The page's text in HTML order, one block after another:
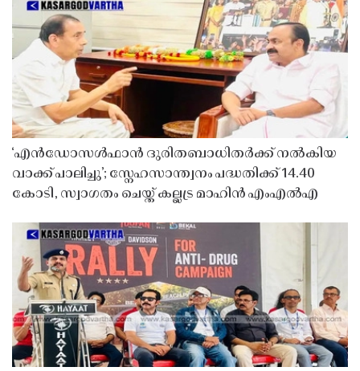
‘എൻഡോസൾഫാൻ ദുരിതബാധിതർക്ക് നൽകിയ
വാക്ക് പാലിച്ചു’; സ്നേഹസാന്ത്വനം പദ്ധതിക്ക് 14.40
കോടി, സ്വാഗതം ചെയ്ത് കല്ലട്ര മാഹിൻ എംഎൽഎ